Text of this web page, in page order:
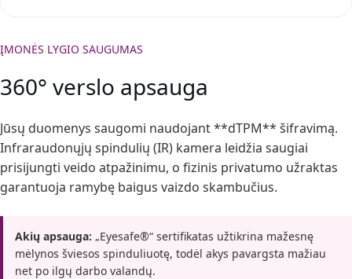
ĮMONĖS LYGIO SAUGUMAS
360° verslo apsauga
Jūsų duomenys saugomi naudojant **dTPM** šifravimą.
Infraraudonųjų spindulių (IR) kamera leidžia saugiai
prisijungti veido atpažinimu, o fizinis privatumo užraktas
garantuoja ramybę baigus vaizdo skambučius.
Akių apsauga: „Eyesafe®“ sertifikatas užtikrina mažesnę
mėlynos šviesos spinduliuotę, todėl akys pavargsta mažiau
net po ilgų darbo valandų.